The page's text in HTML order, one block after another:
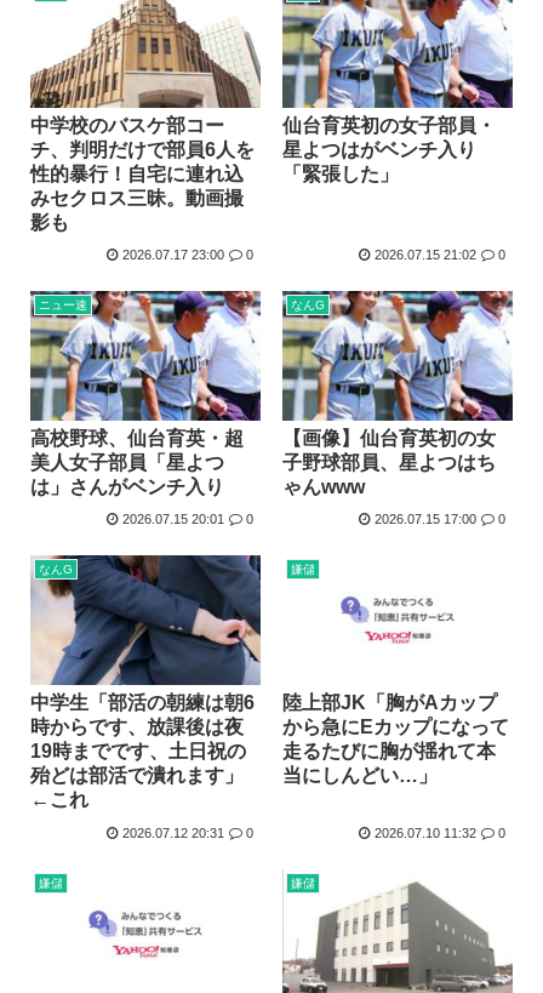
中学校のバスケ部コー
チ、判明だけで部員6人を
性的暴行！自宅に連れ込
みセクロス三昧。動画撮
影も
2026.07.17 23:00 0
仙台育英初の女子部員・
星よつはがベンチ入り
「緊張した」
2026.07.15 21:02 0
ニュー速
高校野球、仙台育英・超
美人女子部員「星よつ
は」さんがベンチ入り
2026.07.15 20:01 0
なんG
【画像】仙台育英初の女
子野球部員、星よつはち
ゃんwww
2026.07.15 17:00 0
なんG
中学生「部活の朝練は朝6
時からです、放課後は夜
19時までです、土日祝の
殆どは部活で潰れます」
←これ
2026.07.12 20:31 0
嫌儲
陸上部JK「胸がAカップ
から急にEカップになって
走るたびに胸が揺れて本
当にしんどい…」
2026.07.10 11:32 0
嫌儲 嫌儲